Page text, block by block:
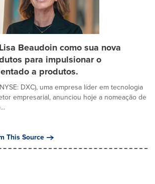
Beaudoin como sua nova
para impulsionar o
a produtos.
DXC), uma empresa líder em tecnologia
empresarial, anunciou hoje a nomeação de
This Source